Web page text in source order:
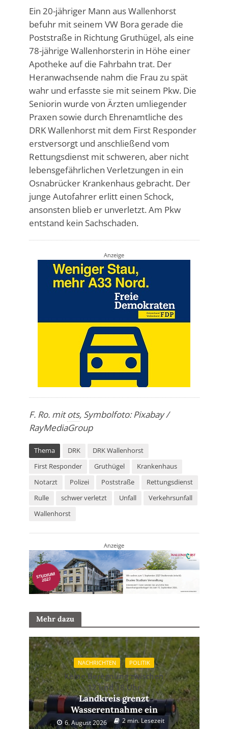
Ein 20-jähriger Mann aus Wallenhorst
befuhr mit seinem VW Bora gerade die
Poststraße in Richtung Gruthügel, als eine
78-jährige Wallenhorsterin in Höhe einer
Apotheke auf die Fahrbahn trat. Der
Heranwachsende nahm die Frau zu spät
wahr und erfasste sie mit seinem Pkw. Die
Seniorin wurde von Ärzten umliegender
Praxen sowie durch Ehrenamtliche des
DRK Wallenhorst mit dem First Responder
erstversorgt und anschließend vom
Rettungsdienst mit schweren, aber nicht
lebensgefährlichen Verletzungen in ein
Osnabrücker Krankenhaus gebracht. Der
junge Autofahrer erlitt einen Schock,
ansonsten blieb er unverletzt. Am Pkw
entstand kein Sachschaden.
Anzeige
F. Ro. mitots, Symbolfoto: Pixabay /
RayMediaGroup
Thema DRK
DRK Wallenhorst
First Responder
Gruthügel
Krankenhaus
Notarzt
Polizei Poststraße
Rettungsdienst
Rulle
schwer verletzt Unfall
Verkehrsunfall
Wallenhorst
Anzeige
Mehr dazu
NACHRICHTEN POLITIK
Keine Beregnung zwischen
12 und 18 Uhr
Landkreis grenzt
Wasserentnahme ein
6. August 2026 2 min. Lesezeit